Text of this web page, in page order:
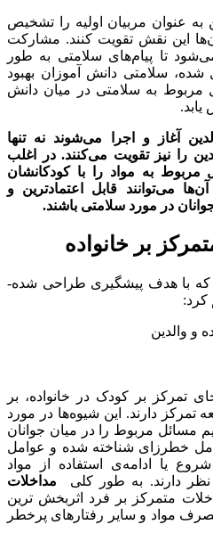
به عنوان مربیان اولیه را تشخیص
این نقش تقویت کنند. مشارکت
تا پیام‌های سلامتی به طور
شده، سلامتی دانش آموزان بهبود
مربوط به سلامتی در میان دانش
یابد.
آغاز و اجرا می‌شوند نه تنها
را نیز تقویت می‌کنند. در اغلب
مربوط به مواد را با کودکانشان
می‌توانند قابل اعتمادترین و
در مورد سلامتی باشند.
بر خانواده
با هدف پیشگیری طراحی شده­
کرد:
و والدین
تمرکز بر کودک در خانواده، بر
تمرکز دارند. این شیوه‌ها در مورد
مسائل مربوط را در میان جوانان
خطرزای شناخته شده و عوامل
یا ادامه‌ی استفاده از مواد
دارند. به طور کلی مداخلات
متمرکز بر فرد اثربخش ترین
مواد و سایر رفتارهای پرخطر